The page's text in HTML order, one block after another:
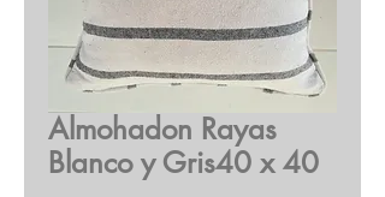
Almohadon Rayas
Blanco y Gris40 x 40